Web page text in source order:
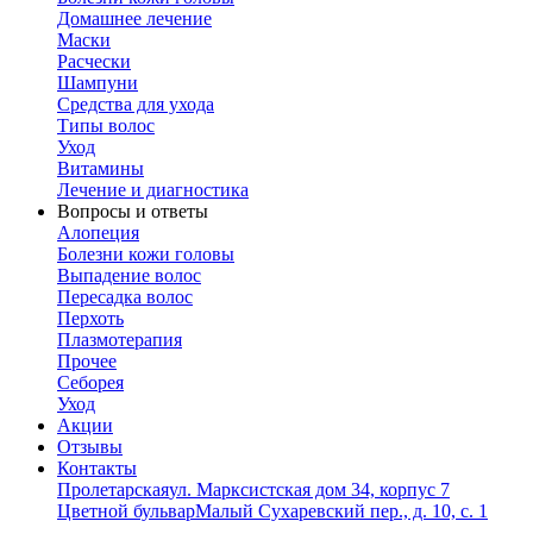
Домашнее лечение
Маски
Расчески
Шампуни
Средства для ухода
Типы волос
Уход
Витамины
Лечение и диагностика
Вопросы и ответы
Алопеция
Болезни кожи головы
Выпадение волос
Пересадка волос
Перхоть
Плазмотерапия
Прочее
Себорея
Уход
Акции
Отзывы
Контакты
Пролетарскаяул. Марксистская дом 34, корпус 7
Цветной бульварМалый Сухаревский пер., д. 10, с. 1